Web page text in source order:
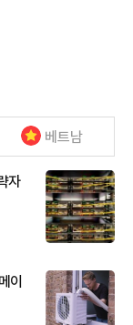
베트남
자
이